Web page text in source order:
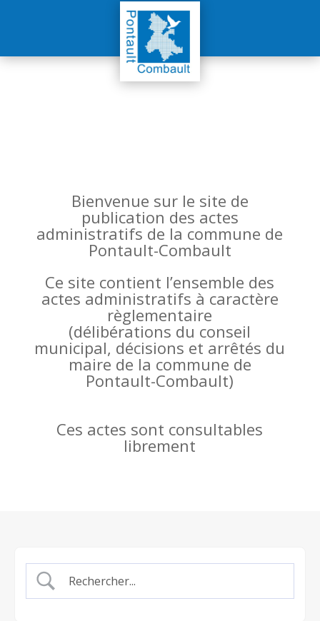
Bienvenue sur le site de
publication des actes
administratifs de la commune de
Pontault-Combault
Ce site contient l’ensemble des
actes administratifs à caractère
règlementaire
(délibérations du conseil
municipal, décisions et arrêtés du
maire de la commune de
Pontault-Combault)
Ces actes sont consultables
librement